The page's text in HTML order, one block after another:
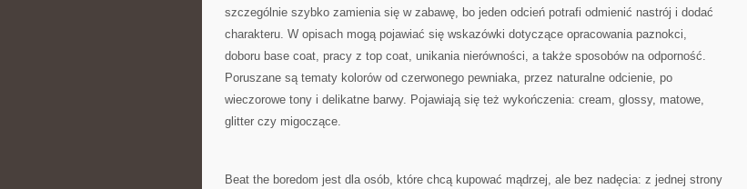
szczególnie szybko zamienia się w zabawę, bo jeden odcień potrafi odmienić nastrój i dodać
charakteru. W opisach mogą pojawiać się wskazówki dotyczące opracowania paznokci,
doboru base coat, pracy z top coat, unikania nierówności, a także sposobów na odporność.
Poruszane są tematy kolorów od czerwonego pewniaka, przez naturalne odcienie, po
wieczorowe tony i delikatne barwy. Pojawiają się też wykończenia: cream, glossy, matowe,
glitter czy migoczące.
Beat the boredom jest dla osób, które chcą kupować mądrzej, ale bez nadęcia: z jednej strony